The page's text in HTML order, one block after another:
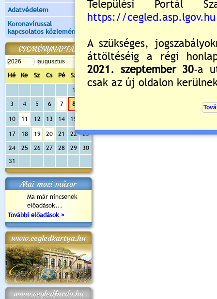
Adatvédelem
Koronavírussal
kapcsolatos közlemények
ESEMÉNYNAPTÁR
Hé Ke Sz Cs Pé Sz
Va
1
3
4 5 6 7 8
10 11 12 13 14 15
17 18 19 20 21 22
23
24
25 26 27 28 29
30
31
Mai mozi műsor
Ma már nincsenek
előadások...
További előadások »
www.cegledkartya.hu
www.cegledfurdo.hu